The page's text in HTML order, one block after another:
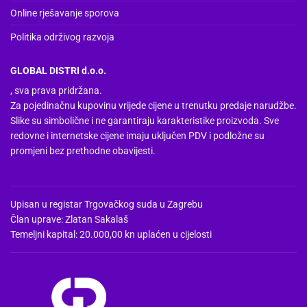
Online rješavanje sporova
Politika održivog razvoja
GLOBAL DISTRI d.o.o.
, sva prava pridržana.
Za pojedinačnu kupovinu vrijede cijene u trenutku predaje narudžbe.
Slike su simbolične i ne garantiraju karakteristike proizvoda. Sve
redovne i internetske cijene imaju uključen PDV i podložne su
promjeni bez prethodne obavijesti.
Upisan u registar Trgovačkog suda u Zagrebu
Član uprave: Zlatan Sakalaš
Temeljni kapital: 20.000,00 kn uplaćen u cijelosti